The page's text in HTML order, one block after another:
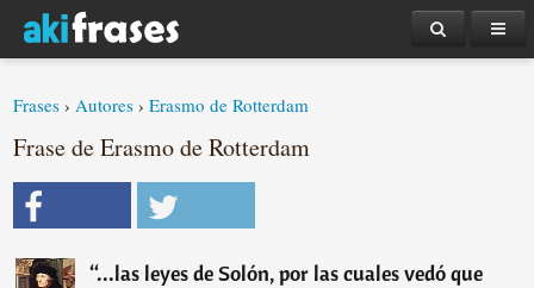
Frases ›Autores ›Erasmo de Rotterdam
Frase de Erasmo de Rotterdam
“...las leyes de Solón, por las cuales vedó que